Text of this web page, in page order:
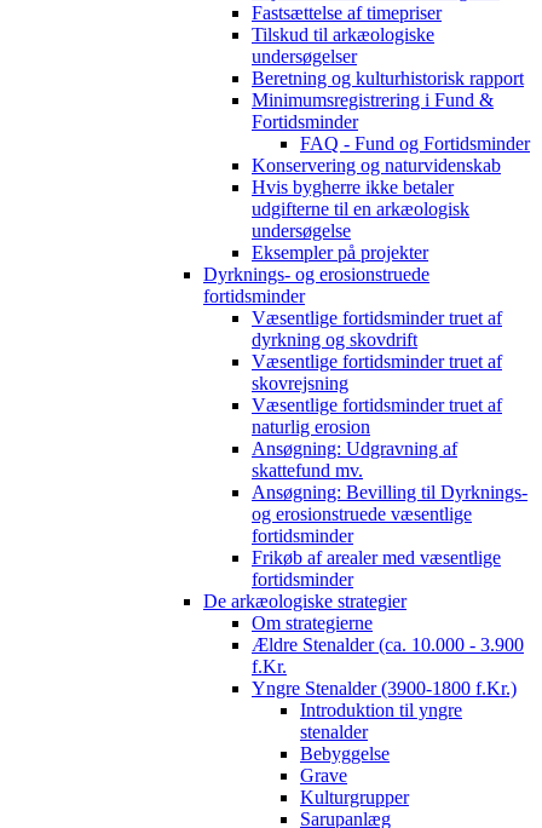
Fastsættelse af timepriser
Tilskud til arkæologiske
undersøgelser
Beretning og kulturhistorisk rapport
Minimumsregistrering i Fund &
Fortidsminder
FAQ - Fund og Fortidsminder
Konservering og naturvidenskab
Hvis bygherre ikke betaler
udgifterne til en arkæologisk
undersøgelse
Eksempler på projekter
Dyrknings- og erosionstruede
fortidsminder
Væsentlige fortidsminder truet af
dyrkning og skovdrift
Væsentlige fortidsminder truet af
skovrejsning
Væsentlige fortidsminder truet af
naturlig erosion
Ansøgning: Udgravning af
skattefund mv.
Ansøgning: Bevilling til Dyrknings-
og erosionstruede væsentlige
fortidsminder
Frikøb af arealer med væsentlige
fortidsminder
De arkæologiske strategier
Om strategierne
Ældre Stenalder (ca. 10.000 - 3.900
f.Kr.
Yngre Stenalder (3900-1800 f.Kr.)
Introduktion til yngre
stenalder
Bebyggelse
Grave
Kulturgrupper
Sarupanlæg